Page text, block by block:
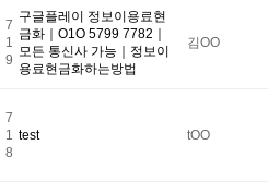
7
1
9
구글플레이 정보이용료현
금화｜O1O 5799 7782｜
모든 통신사 가능｜정보이
용료현금화하는방법
김OO
7
1
8
test tOO